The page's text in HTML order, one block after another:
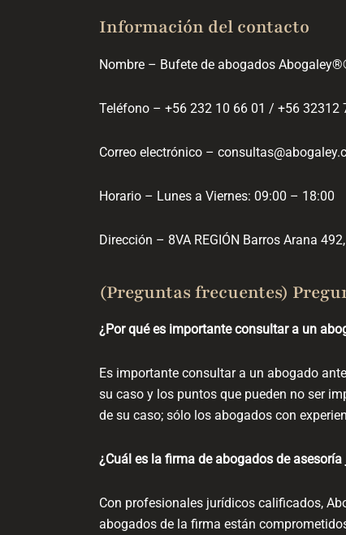
Información del contacto
Nombre – Bufete de abogados
Teléfono – +56 232 10 66 01 / +56 32312
Correo electrónico –
Horario – Lunes a Viernes: 09:00 – 18:00
Dirección – 8VA REGIÓN Barros Arana
(Preguntas frecuentes)
¿Por qué es importante consultar a un
Es importante consultar a un abogado
su caso y los puntos que pueden no ser
de su caso; sólo los abogados con
¿Cuál es la firma de abogados de
Con profesionales jurídicos calificados,
abogados de la firma están